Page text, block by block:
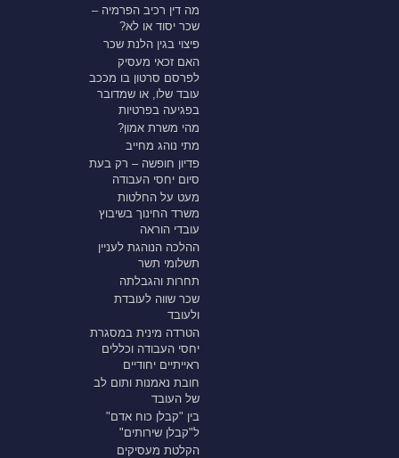
מה דין רכיב הפרמיה –
שכר יסוד או לא?
פיצוי בגין הלנת שכר
האם זכאי מעסיק
לפרסם סרטון בו מככב
עובד שלו, או שמדובר
בפגיעה בפרטיות
מהי משרת אמון?
מתי נוהג מחייב
פדיון חופשה – רק בעת
סיום יחסי העבודה
מעט על החלטות
משרד החינוך בשיבוץ
עובדי הוראה
ההלכה הנוהגת לעניין
תשלומי תשר
תחרות והגבלתה
שכר שווה לעובדת
ולעובד
הטרדה מינית במסגרת
יחסי העבודה וכללים
ראייתיים יחודיים
חובת נאמנות ותום לב
של העובד
בין "קבלן כוח אדם"
ל"קבלן שירותים"
הקלטת מעסיקים